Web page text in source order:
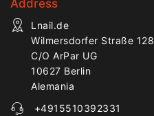
Address
Lnail.de
Wilmersdorfer Straße 128
C/O ArPar UG
10627 Berlin
Alemania
+4915510392331